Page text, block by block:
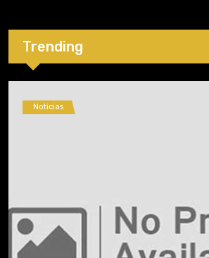
Trending
Noticias